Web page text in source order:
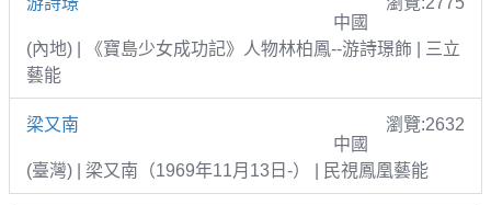
中國
(內地) | 《寶島少女成功記》人物林柏鳳--游詩璟飾 | 三立
藝能
梁又南
瀏覽:2632
中國
(臺灣) | 梁又南（1969年11月13日-） | 民視鳳凰藝能